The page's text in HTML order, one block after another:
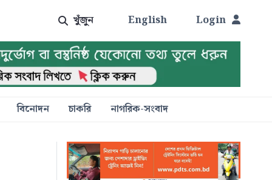
খুঁজুন English Login
বিনোদন চাকরি নাগরিক-সংবাদ